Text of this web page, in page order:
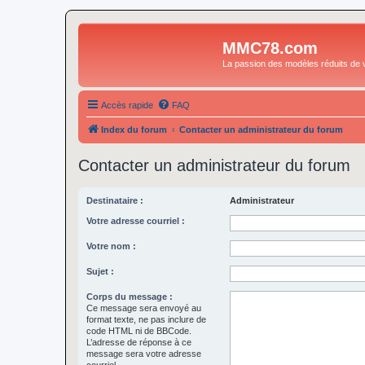
MMC78.com
La passion des modèles réduits de
Accès rapide FAQ
Index du forum Contacter un administrateur du forum
Contacter un administrateur du forum
Destinataire : Administrateur
Votre adresse courriel :
Votre nom :
Sujet :
Corps du message :
Ce message sera envoyé au
format texte, ne pas inclure de
code HTML ni de BBCode.
L’adresse de réponse à ce
message sera votre adresse